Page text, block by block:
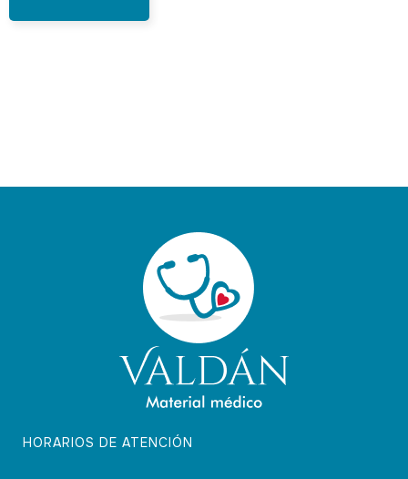
HORARIOS DE ATENCIÓN